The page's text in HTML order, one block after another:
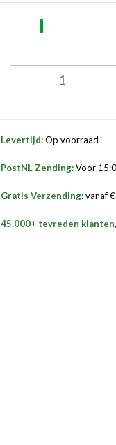
Levertijd:Op voorraad
PostNL Zending:Voor
Gratis Verzending:vanaf
45.000+ tevreden klanten